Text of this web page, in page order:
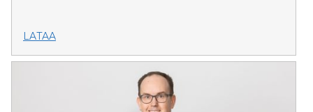
LATAA